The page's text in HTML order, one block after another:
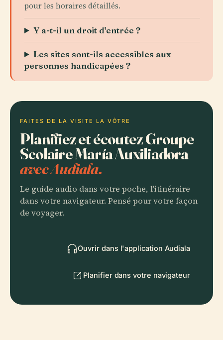
pour les horaires détaillés.
Y a-t-il un droit d'entrée ?
Les sites sont-ils accessibles aux
personnes handicapées ?
FAITES DE LA VISITE LA VÔTRE
Planifiez et écoutez Groupe
Scolaire María Auxiliadora
avec Audiala.
Le guide audio dans votre poche, l'itinéraire
dans votre navigateur. Pensé pour votre façon
de voyager.
Ouvrir dans l'application Audiala
Planifier dans votre navigateur